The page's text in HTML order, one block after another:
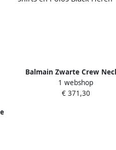
Balmain Zwarte Crew
shirts en Polos Black
1 webshop
€ 371,30